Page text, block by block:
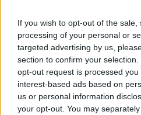
If you wish to opt-out of the
processing of your personal or
targeted advertising by us,
section to confirm your
opt-out request is processed
interest-based ads based on
us or personal information
your opt-out. You may